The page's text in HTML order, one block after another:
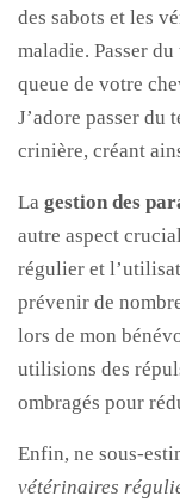
des sabots et les
maladie. Passer
queue de votre
J’adore passer du
crinière, créant
La gestion des
autre aspect
régulier et
prévenir de
lors de mon
utilisions des
ombragés pour
Enfin, ne sous-
vétérinaires